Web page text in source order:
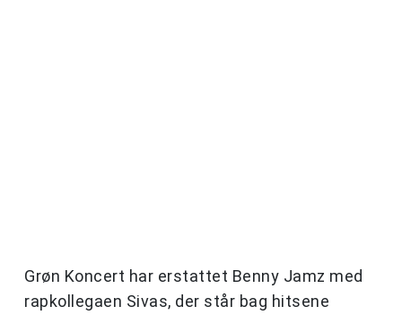
Grøn Koncert har erstattet Benny Jamz med
rapkollegaen Sivas, der står bag hitsene